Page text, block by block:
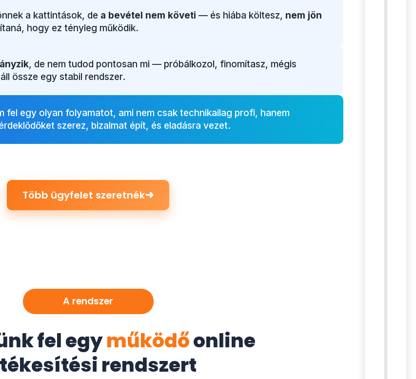
a kattintások, de a bevétel nem követi — és hiába költesz, nem jön
hogy ez tényleg működik.
, de nem tudod pontosan mi — próbálkozol, finomítasz, mégis
össze egy stabil rendszer.
fel egy olyan folyamatot, ami nem csak technikailag profi, hanem
szerez, bizalmat épít, és eladásra vezet.
Több ügyfelet szeretnék➜
A rendszer
fel egyműködőonline
rendszert